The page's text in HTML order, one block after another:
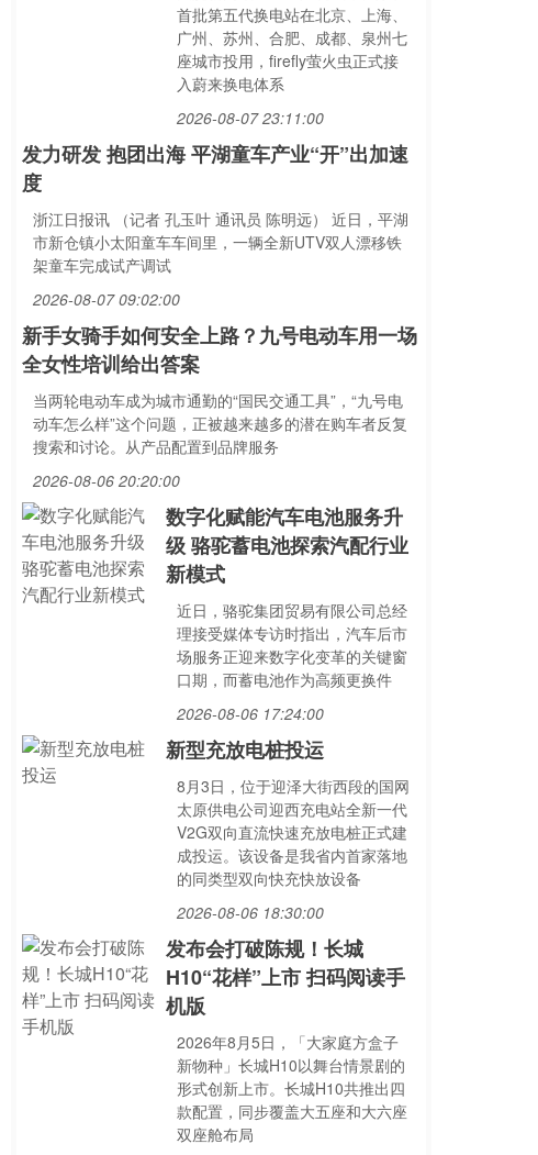
首批第五代换电站在北京、上海、
广州、苏州、合肥、成都、泉州七
座城市投用，firefly萤火虫正式接
入蔚来换电体系
2026-08-07 23:11:00
发力研发 抱团出海 平湖童车产业“开”出加速
度
浙江日报讯 （记者 孔玉叶 通讯员 陈明远） 近日，平湖
市新仓镇小太阳童车车间里，一辆全新UTV双人漂移铁
架童车完成试产调试
2026-08-07 09:02:00
新手女骑手如何安全上路？九号电动车用一场
全女性培训给出答案
当两轮电动车成为城市通勤的“国民交通工具”，“九号电
动车怎么样”这个问题，正被越来越多的潜在购车者反复
搜索和讨论。从产品配置到品牌服务
2026-08-06 20:20:00
数字化赋能汽车电池服务升
级 骆驼蓄电池探索汽配行业
新模式
近日，骆驼集团贸易有限公司总经
理接受媒体专访时指出，汽车后市
场服务正迎来数字化变革的关键窗
口期，而蓄电池作为高频更换件
2026-08-06 17:24:00
新型充放电桩投运
8月3日，位于迎泽大街西段的国网
太原供电公司迎西充电站全新一代
V2G双向直流快速充放电桩正式建
成投运。该设备是我省内首家落地
的同类型双向快充快放设备
2026-08-06 18:30:00
发布会打破陈规！长城
H10“花样”上市 扫码阅读手
机版
2026年8月5日，「大家庭方盒子
新物种」长城H10以舞台情景剧的
形式创新上市。长城H10共推出四
款配置，同步覆盖大五座和大六座
双座舱布局